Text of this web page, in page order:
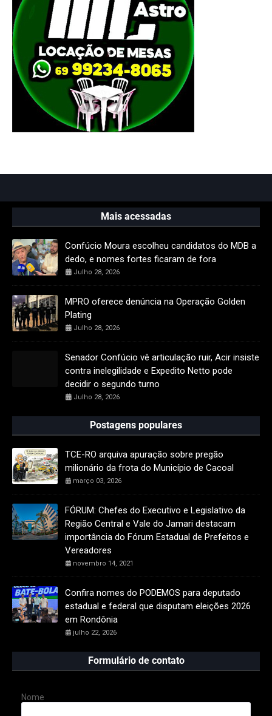
Mais acessadas
Confúcio Moura escolheu candidatos do MDB a
dedo, e nomes fortes ficaram de fora
Julho 28, 2026
MPRO oferece denúncia na Operação Golden
Plating
Julho 28, 2026
Senador Confúcio vê articulação ruir, Acir insiste
contra inelegilidade e Expedito Netto pode
decidir o segundo turno
Julho 28, 2026
Postagens populares
TCE-RO arquiva apuração sobre pregão
milionário da frota do Município de Cacoal
março 03, 2026
FÓRUM: Chefes do Executivo e Legislativo da
Região Central e Vale do Jamari destacam
importância do Fórum Estadual de Prefeitos e
Vereadores
novembro 14, 2021
Confira nomes do PODEMOS para deputado
estadual e federal que disputam eleições 2026
em Rondônia
julho 22, 2026
Formulário de contato
Nome